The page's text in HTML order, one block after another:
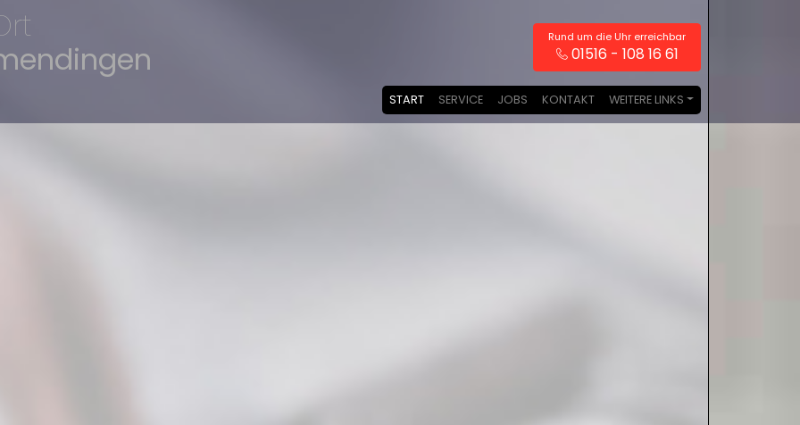
Rund um die Uhr erreichbar
01516 - 108 16 61
START SERVICE JOBS KONTAKT WEITERE LINKS